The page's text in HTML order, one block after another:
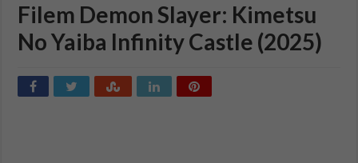
Filem Demon Slayer: Kimetsu
No Yaiba Infinity Castle (2025)